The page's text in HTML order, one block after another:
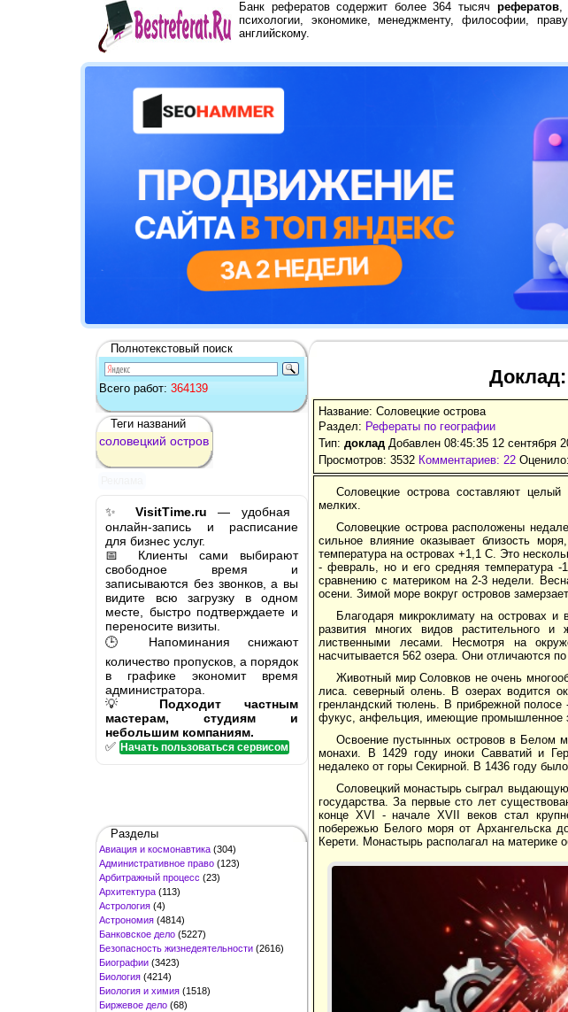
Банк рефератов содержит более 364 тысяч рефератов,
психологии, экономике, менеджменту, философии,
английскому.
Полнотекстовый поиск
Всего работ: 364139
Теги названий
соловецкий остров
✨ VisitTime.ru — удобная
онлайн-запись и расписание
для бизнес услуг.
📅 Клиенты сами выбирают
свободное время и
записываются без звонков, а вы
видите всю загрузку в одном
месте, быстро подтверждаете и
переносите визиты.
🕒 Напоминания снижают
количество пропусков, а порядок
в графике экономит время
администратора.
💡 Подходит частным
мастерам, студиям и
небольшим компаниям.
✅ Начать пользоваться сервисом
Разделы
Авиация и космонавтика (304)
Административное право (123)
Арбитражный процесс (23)
Архитектура (113)
Астрология (4)
Астрономия (4814)
Банковское дело (5227)
Безопасность жизнедеятельности (2616)
Биографии (3423)
Биология (4214)
Биология и химия (1518)
Биржевое дело (68)
Название: Соловецкие острова
Раздел: Рефераты по географии
Тип: доклад Добавлен 08:45:35 12 сентября
Просмотров: 3532 Комментариев: 22
Соловецкие острова составляют
мелких.
Соловецкие острова расположены
сильное влияние оказывает близость
температура на островах +1,1 C. Это
- февраль, но и его средняя температура
сравнению с материком на 2-3 недели.
осени. Зимой море вокруг островов
Благодаря микроклимату на островах
развития многих видов растительного
лиственными лесами. Несмотря на
насчитывается 562 озера. Они отличаются
Животный мир Соловков не очень
лиса. северный олень. В озерах водится
гренландский тюлень. В прибрежной полосе
фукус, анфельция, имеющие промышленное
Освоение пустынных островов в Белом
монахи. В 1429 году иноки Савватий и
недалеко от горы Секирной. В 1436 году
Соловецкий монастырь сыграл
государства. За первые сто лет
конце XVI - начале XVII веков стал
побережью Белого моря от Архангельска
Керети. Монастырь располагал на материке